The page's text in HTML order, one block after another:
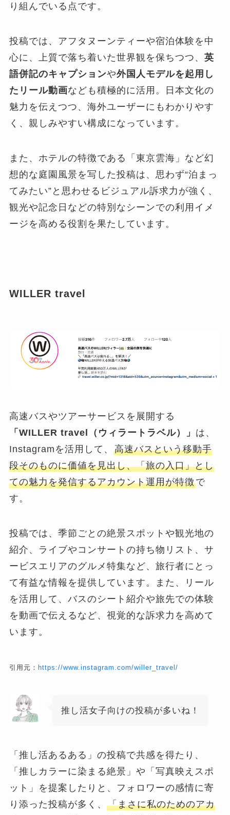
り組んでいる点です。
投稿では、アフタヌーンティーや宿泊体験を中
心に、上質で落ち着いた世界観を保ちつつ、 英
語併記のキャプションや外国人モデルを起用し
たリール動画なども積極的に活用。日本文化の
魅力を伝えつつ、海外ユーザーにもわかりやす
く、親しみやすい構成になっています。
また、ホテルの特徴である「東京雲海」など幻
想的な庭園風景を写した投稿は、思わず“泊まっ
てみたい”と思わせるビジュアル訴求力が強く、
観光や記念日などの特別なシーンでの利用イメ
ージを高める役割を果たしています。
WILLER travel
高速バスやツアーサービスを展開する
「WILLER travel（ウィラートラベル）」 は、
Instagramを活用して、 高速バスという移動手
段そのものに価値を見出し、「旅の入口」とし
ての魅力を発信するアカウント運用が特徴で
す。
投稿では、季節ごとの絶景スポットや観光地の
紹介、ライブやコンサートの持ち物リスト、サ
ービスエリアのグルメ特集など、旅行者にとっ
て有益な情報を提供しています。​また、リール
を活用して、バスのシート紹介や旅先での体験
を動画で伝えるなど、視覚的な訴求力を高めて
います。
引用元： https://www.instagram.com/willer_travel/
推し活女子向けの投稿が多いね！
「推し活あるある」の投稿で共感を得たり、
「推しカラーに染まる絶景」や「写真映えスポ
ット」を提案したりと、フォロワーの感情に寄
り添った投稿が多く、 「まさに私のためのアカ